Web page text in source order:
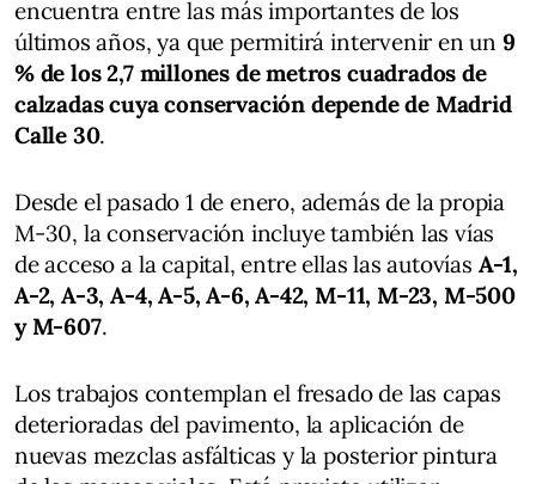
encuentra entre las más importantes de los
últimos años, ya que permitirá intervenir en un 9
% de los 2,7 millones de metros cuadrados de
calzadas cuya conservación depende de Madrid
Calle 30.
Desde el pasado 1 de enero, además de la propia
M-30, la conservación incluye también las vías
de acceso a la capital, entre ellas las autovías A-1,
A-2, A-3, A-4, A-5, A-6, A-42, M-11, M-23, M-500
y M-607.
Los trabajos contemplan el fresado de las capas
deterioradas del pavimento, la aplicación de
nuevas mezclas asfálticas y la posterior pintura